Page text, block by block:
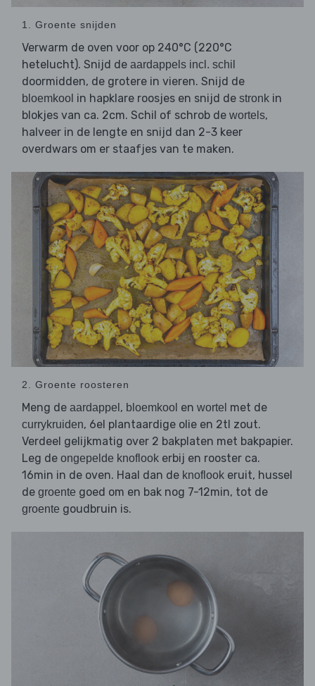
1. Groente snijden
Verwarm de oven voor op 240°C (220°C
hetelucht). Snijd de aardappels incl. schil
doormidden, de grotere in vieren. Snijd de
bloemkool in hapklare roosjes en snijd de stronk in
blokjes van ca. 2cm. Schil of schrob de wortels,
halveer in de lengte en snijd dan 2-3 keer
overdwars om er staafjes van te maken.
2. Groente roosteren
Meng de aardappel , bloemkool en wortel met de
currykruiden, 6el plantaardige olie en 2tl zout.
Verdeel gelijkmatig over 2 bakplaten met bakpapier.
Leg de ongepelde knoflook erbij en rooster ca.
16min in de oven. Haal dan de knoflook eruit, hussel
de groente goed om en bak nog 7-12min, tot de
groente goudbruin is.